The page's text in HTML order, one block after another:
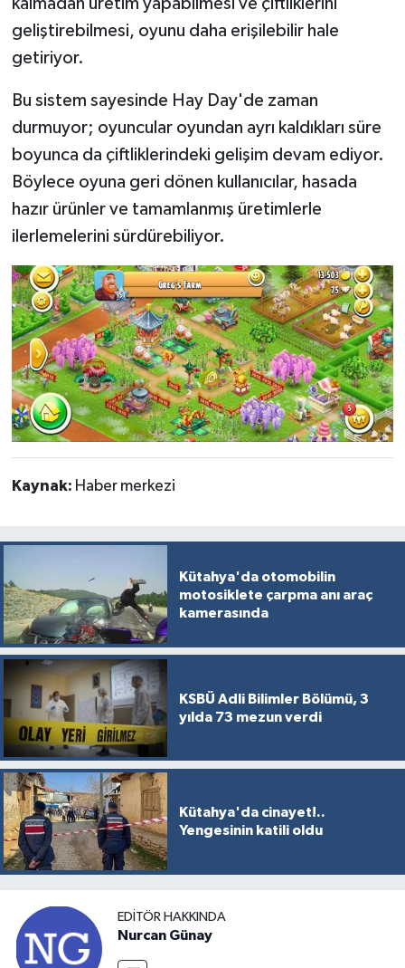
geliştirebilmesi, oyunu daha erişilebilir hale
getiriyor.
Bu sistem sayesinde Hay Day'de zaman
durmuyor; oyuncular oyundan ayrı kaldıkları süre
boyunca da çiftliklerindeki gelişim devam ediyor.
Böylece oyuna geri dönen kullanıcılar, hasada
hazır ürünler ve tamamlanmış üretimlerle
ilerlemelerini sürdürebiliyor.
Kaynak: Haber merkezi
Kütahya'da otomobilin
motosiklete çarpma anı araç
kamerasında
KSBÜ Adli Bilimler Bölümü, 3
yılda 73 mezun verdi
Kütahya'da cinayet!..
Yengesinin katili oldu
EDITÖR HAKKINDA
Nurcan Günay